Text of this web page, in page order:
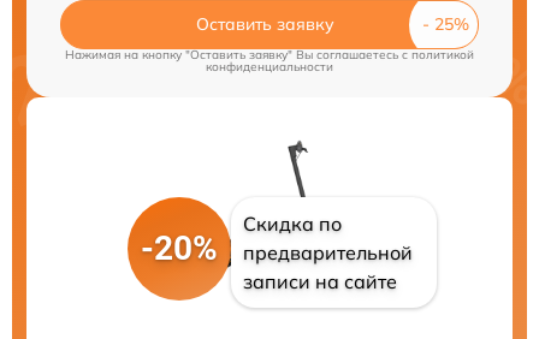
Оставить заявку
Нажимая на кнопку "Оставить заявку" Вы соглашаетесь c политикой
конфиденциальности
-20%
Скидка по
предварительной
записи на сайте